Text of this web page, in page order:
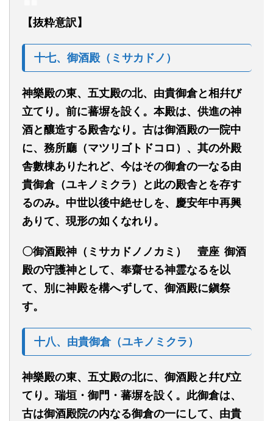
【抜粋意訳】
十七、御酒殿（ミサカドノ）
神樂殿の東、五丈殿の北、由貴御倉と相幷び
立て り 。前に蕃塀を設く。本殿は、 供進の神
酒と釀造する殿舎なり 。古は御酒殿の一院中
に、務所廳 （マツリゴトドコロ） 、其の外殿
舎數棟ありたれど、今はその御倉の一なる由
貴御倉（ユキノミクラ）
と此の殿舎とを存す
るのみ。中世以後中絶せしを、慶安年中再興
ありて、現形の如くなれり。
〇御酒殿神 （ミサカドノノカミ） 壹座 御酒
殿の守護神として、奉齋せる神霊なるを以
て、別に神殿を構へずして、御酒殿に鎭祭
す。
十八、由貴御倉（ユキノミクラ）
神樂殿の東、五丈殿の北に、御酒殿と幷び立
て り 。瑞垣・御門・蕃塀を設く。此御倉は、
古は御酒殿院の内なる御倉の一にして、由貴